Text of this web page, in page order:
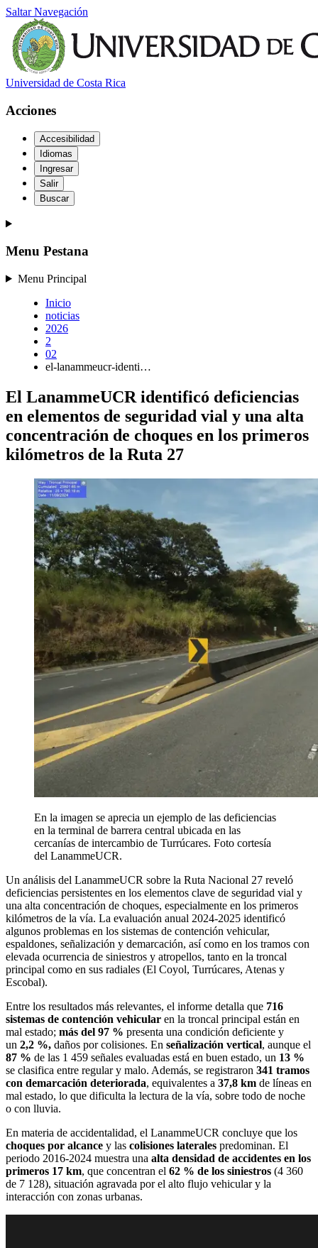
Saltar Navegación
Universidad de Costa Rica
Acciones
Accesibilidad
Idiomas
Ingresar
Salir
Buscar
Menu Pestana
Menu Principal
Inicio
noticias
2026
2
02
el-lanammeucr-identi…
El LanammeUCR identificó deficiencias
en elementos de seguridad vial y una alta
concentración de choques en los primeros
kilómetros de la Ruta 27
En la imagen se aprecia un ejemplo de las deficiencias
en la terminal de barrera central ubicada en las
cercanías de intercambio de Turrúcares. Foto cortesía
del LanammeUCR.
Un análisis del LanammeUCR sobre la Ruta Nacional 27 reveló
deficiencias persistentes en los elementos clave de seguridad vial y
una alta concentración de choques, especialmente en los primeros
kilómetros de la vía. La evaluación anual 2024-2025 identificó
algunos problemas en los sistemas de contención vehicular,
espaldones, señalización y demarcación, así como en los tramos con
elevada ocurrencia de siniestros y atropellos, tanto en la troncal
principal como en sus radiales (El Coyol, Turrúcares, Atenas y
Escobal).
Entre los resultados más relevantes, el informe detalla que 716
sistemas de contención vehicular en la troncal principal están en
mal estado; más del 97 % presenta una condición deficiente y
un 2,2 %, daños por colisiones. En señalización vertical, aunque el
87 % de las 1 459 señales evaluadas está en buen estado, un 13 %
se clasifica entre regular y malo. Además, se registraron 341 tramos
con demarcación deteriorada, equivalentes a 37,8 km de líneas en
mal estado, lo que dificulta la lectura de la vía, sobre todo de noche
o con lluvia.
En materia de accidentalidad, el LanammeUCR concluye que los
choques por alcance y las colisiones laterales predominan. El
periodo 2016-2024 muestra una alta densidad de accidentes en los
primeros 17 km, que concentran el 62 % de los siniestros (4 360
de 7 128), situación agravada por el alto flujo vehicular y la
interacción con zonas urbanas.